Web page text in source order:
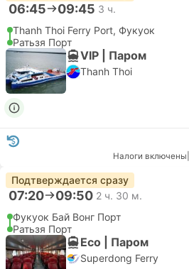
06:45 09:45 3 ч.
Thanh Thoi Ferry Port, Фукуок
Ратьзя Порт
VIP | Паром
Thanh Thoi
Налоги включены
Подтверждается сразу
07:20 09:50 2 ч. 30 м.
Фукуок Бай Вонг Порт
Ратьзя Порт
Eco | Паром
Superdong Ferry